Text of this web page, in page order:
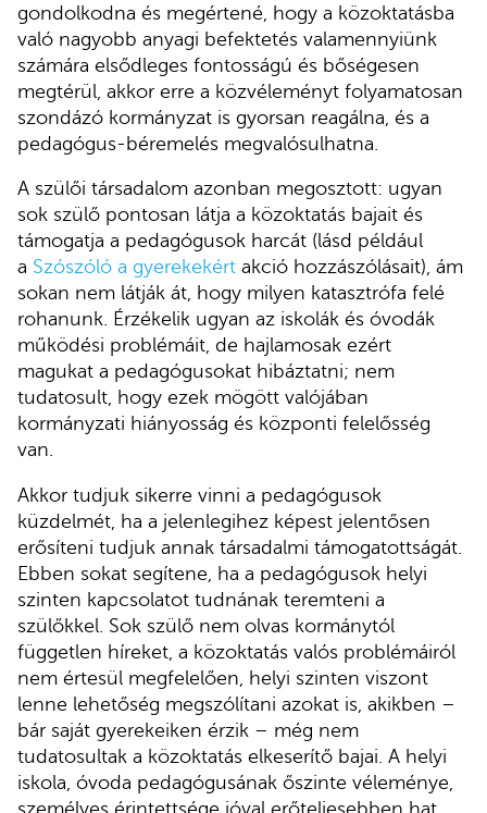
gondolkodna és megértené, hogy a közoktatásba
való nagyobb anyagi befektetés valamennyiünk
számára elsődleges fontosságú és bőségesen
megtérül, akkor erre a közvéleményt folyamatosan
szondázó kormányzat is gyorsan reagálna, és a
pedagógus-béremelés megvalósulhatna.
A szülői társadalom azonban megosztott: ugyan
sok szülő pontosan látja a közoktatás bajait és
támogatja a pedagógusok harcát (lásd például
a Szószóló a gyerekekért akció hozzászólásait), ám
sokan nem látják át, hogy milyen katasztrófa felé
rohanunk. Érzékelik ugyan az iskolák és óvodák
működési problémáit, de hajlamosak ezért
magukat a pedagógusokat hibáztatni; nem
tudatosult, hogy ezek mögött valójában
kormányzati hiányosság és központi felelősség
van.
Akkor tudjuk sikerre vinni a pedagógusok
küzdelmét, ha a jelenlegihez képest jelentősen
erősíteni tudjuk annak társadalmi támogatottságát.
Ebben sokat segítene, ha a pedagógusok helyi
szinten kapcsolatot tudnának teremteni a
szülőkkel. Sok szülő nem olvas kormánytól
független híreket, a közoktatás valós problémáiról
nem értesül megfelelően, helyi szinten viszont
lenne lehetőség megszólítani azokat is, akikben –
bár saját gyerekeiken érzik – még nem
tudatosultak a közoktatás elkeserítő bajai. A helyi
iskola, óvoda pedagógusának őszinte véleménye,
személyes érintettsége jóval erőteljesebben hat.